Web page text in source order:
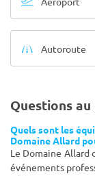
Autoroute
Questions
Quels sont les
Domaine Allard
Le Domaine Allard
événements